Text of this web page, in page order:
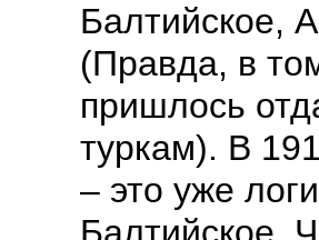
Балтийское,
(Правда, в
пришлось
туркам). В
– это уже